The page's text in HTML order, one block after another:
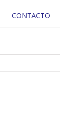
CONTACTO